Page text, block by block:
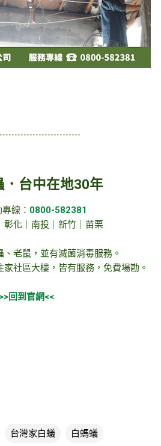
．台中在地30年
線： 0800-582381
彰化｜南投｜新竹｜苗栗
老鼠，並有滅菌消毒服務。
社區大樓，皆有服務，免費場勘。
>>回到官網<<
台灣家白蟻 白螞蟻